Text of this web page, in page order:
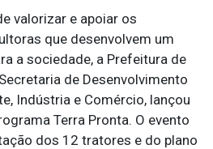
valorizar e apoiar os
que desenvolvem um
a sociedade, a Prefeitura de
de Desenvolvimento
Indústria e Comércio, lançou
Terra Pronta. O evento
dos 12 tratores e do plano